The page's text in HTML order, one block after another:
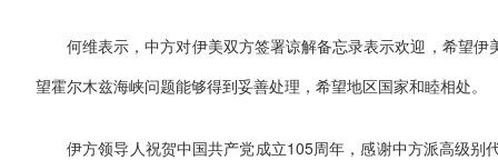
何维表示，中方对伊美双方签署谅解备忘录表示欢迎，希望
望霍尔木兹海峡问题能够得到妥善处理，希望地区国家和睦相处。
伊方领导人祝贺中国共产党成立105周年，感谢中方派高级